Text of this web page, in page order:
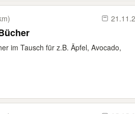
im Tausch für z.B. Äpfel, Avocado,